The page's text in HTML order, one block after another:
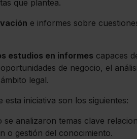
que plantea.
e informes sobre
estudios en informes capaces
de negocio, el
legal.
iniciativa son los siguientes:
se analizaron temas clave
o gestión del conocimiento.